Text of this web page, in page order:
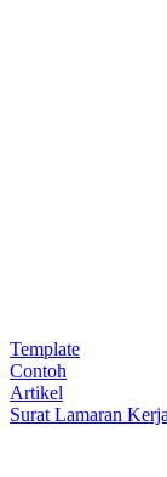
Template
Contoh
Artikel
Surat Lamaran